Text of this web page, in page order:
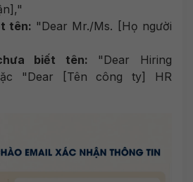
tên: "Dear Mr./Ms. [Họ người
biết tên: "Dear Hiring
"Dear [Tên công ty] HR